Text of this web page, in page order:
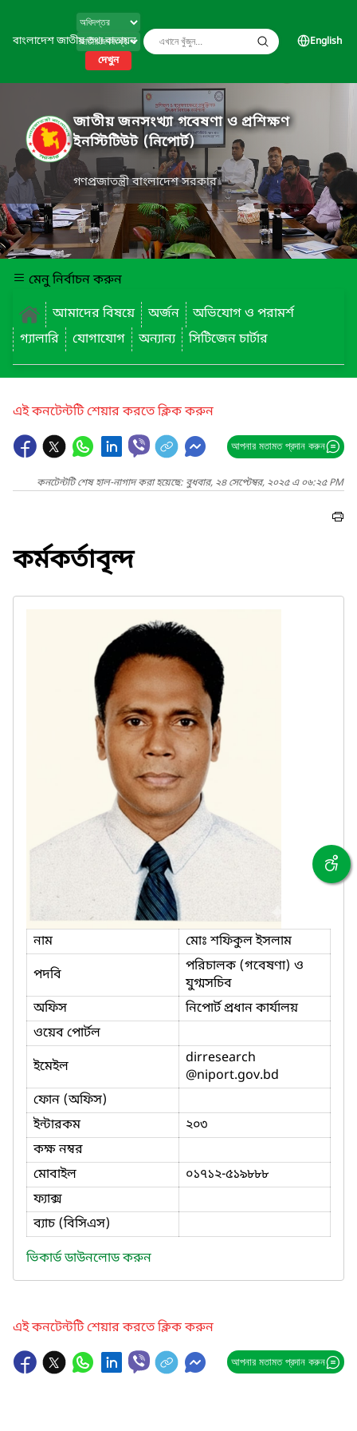
বাংলাদেশ জাতীয় তথ্য বাতায়ন
দেখুন
English
জাতীয় জনসংখ্যা গবেষণা ও প্রশিক্ষণ
ইনস্টিটিউট (নিপোর্ট)
গণপ্রজাতন্ত্রী বাংলাদেশ সরকার
মেনু নির্বাচন করুন
আমাদের বিষয়ে
অর্জন
অভিযোগ ও পরামর্শ
গ্যালারি
যোগাযোগ অন্যান্য সিটিজেন চার্টার
এই কনটেন্টটি শেয়ার করতে ক্লিক করুন
আপনার মতামত প্রদান করুন
কনটেন্টটি শেষ হাল-নাগাদ করা হয়েছে: বুধবার, ২৪ সেপ্টেম্বর, ২০২৫ এ ০৬:২৫ PM
কর্মকর্তাবৃন্দ
নাম
মোঃ শফিকুল ইসলাম
পদবি
পরিচালক (গবেষণা) ও
যুগ্মসচিব
অফিস
নিপোর্ট প্রধান কার্যালয়
ওয়েব পোর্টল
ইমেইল
dirresearch
@niport.gov.bd
ফোন (অফিস)
ইন্টারকম
২০৩
কক্ষ নম্বর
মোবাইল
০১৭১২-৫১৯৮৮৮
ফ্যাক্স
ব্যাচ (বিসিএস)
ভিকার্ড ডাউনলোড করুন
এই কনটেন্টটি শেয়ার করতে ক্লিক করুন
আপনার মতামত প্রদান করুন